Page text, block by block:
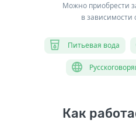
Можно приобрести
в зависимости
Питьевая вода
Как